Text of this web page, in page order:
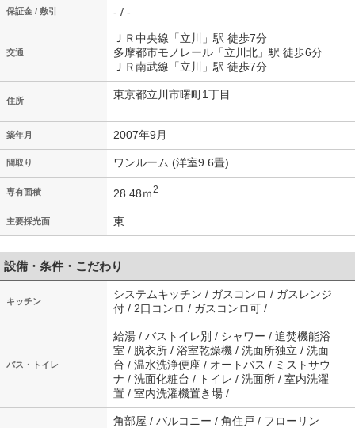
保証金 / 敷引 - / -
交通
ＪＲ中央線「立川」駅 徒歩7分
多摩都市モノレール「立川北」駅 徒歩6分
ＪＲ南武線「立川」駅 徒歩7分
住所 東京都立川市曙町1丁目
築年月 2007年9月
間取り ワンルーム (洋室9.6畳)
専有面積 28.48ｍ2
主要採光面 東
設備・条件・こだわり
キッチン
システムキッチン / ガスコンロ / ガスレンジ
付 / 2口コンロ / ガスコンロ可 /
バス・トイレ
給湯 / バストイレ別 / シャワー / 追焚機能浴
室 / 脱衣所 / 浴室乾燥機 / 洗面所独立 / 洗面
台 / 温水洗浄便座 / オートバス / ミストサウ
ナ / 洗面化粧台 / トイレ / 洗面所 / 室内洗濯
置 / 室内洗濯機置き場 /
角部屋 / バルコニー / 角住戸 / フローリン